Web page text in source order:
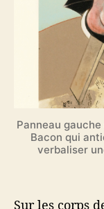
Panneau
Bacon qui
verbaliser
Sur les corps